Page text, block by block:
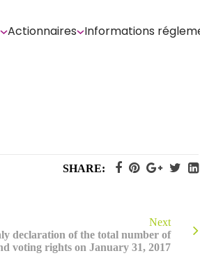
Actionnaires Informations
SHARE:
Next
declaration of the total number of
voting rights on January 31, 2017